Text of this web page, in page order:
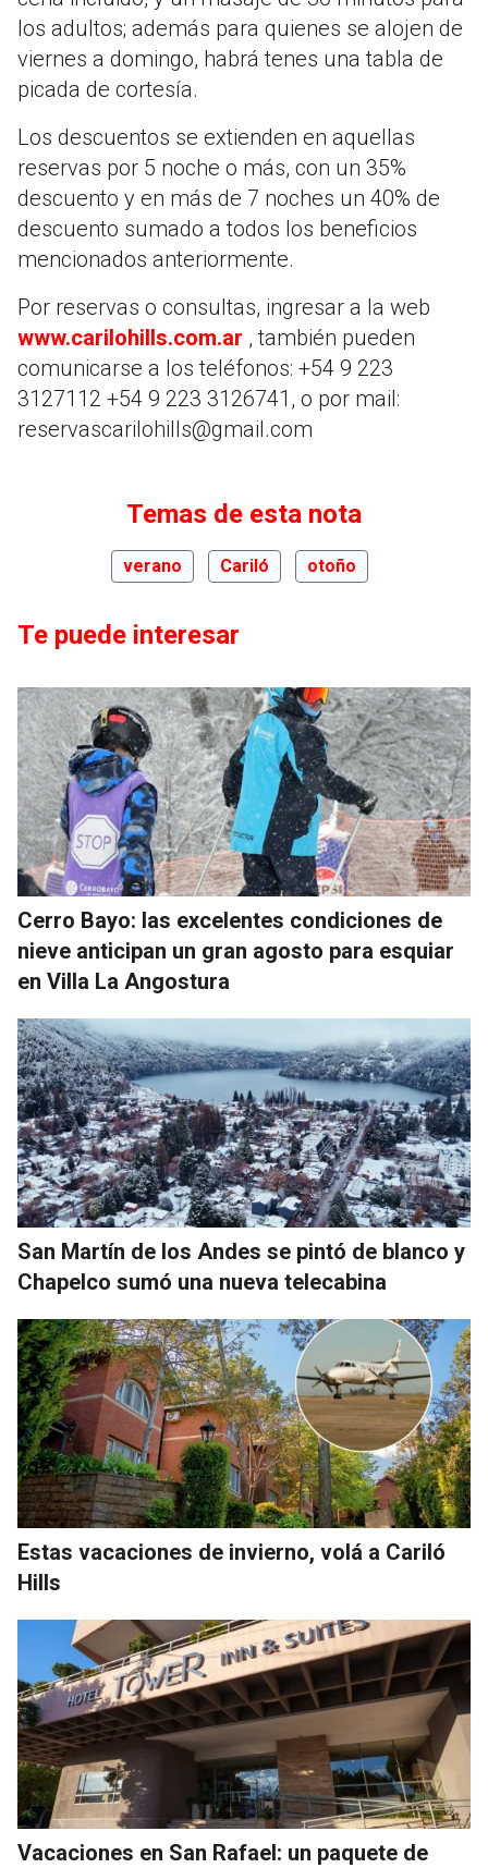
los adultos; además para quienes se alojen de
viernes a domingo, habrá tenes una tabla de
picada de cortesía.
Los descuentos se extienden en aquellas
reservas por 5 noche o más, con un 35%
descuento y en más de 7 noches un 40% de
descuento sumado a todos los beneficios
mencionados anteriormente.
Por reservas o consultas, ingresar a la web
www.carilohills.com.ar , también pueden
comunicarse a los teléfonos: +54 9 223
3127112 +54 9 223 3126741, o por mail:
reservascarilohills@gmail.com
Temas de esta nota
verano Cariló otoño
Te puede interesar
Cerro Bayo: las excelentes condiciones de
nieve anticipan un gran agosto para esquiar
en Villa La Angostura
San Martín de los Andes se pintó de blanco y
Chapelco sumó una nueva telecabina
Estas vacaciones de invierno, volá a Cariló
Hills
Vacaciones en San Rafael: un paquete de